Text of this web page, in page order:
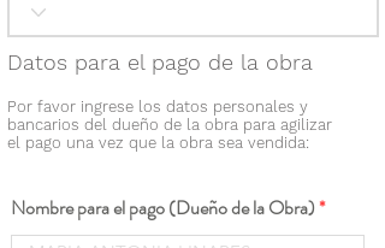
Datos para el pago de la obra
Por favor ingrese los datos personales y
bancarios del dueño de la obra para agilizar
el pago una vez que la obra sea vendida:
Nombre para el pago (Dueño de la Obra)